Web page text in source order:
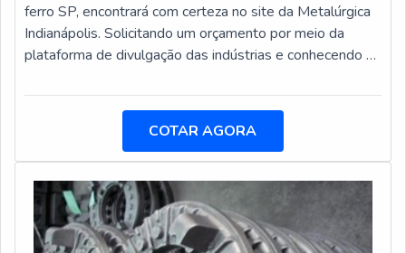
acabadas, por turno de trabalho.QUALIDADE
COMPROVADA NO SEGMENTOSomente na
Metalúrgica Indianápolis existe o que há de melhor em
fundição e usinagem de peças automotivas. Líder em
qualidade, a empresa oferece uma variedade de itens
como camisa de cilindros para compressores e anéis
para compressores de alta pressão.Tudo isso por ser
comprometida com os serviços e altamente qualificada,
qualificações possíveis pelo fato de a empresa possuir
escritório de alta qualidade onde são realizadas as
atividades e capacidade instalada de 120 toneladas/mês
ferro SP, encontrará com certeza no site da Metalúrgica
Indianápolis. Solicitando um orçamento por meio da
plataforma de divulgação das indústrias e conhecendo a
contratação é mais segura.Quando a busca é por fundição
Metalúrgica Indianápolis poderá contar ótima qualidade
com cumprimento dos prazos requeridos e atestados
pelos clientes.MAIS DETALHES SOBRE A FUNDIÇÃO
DE FERRO SPHá muitas maneiras eficientes de
demonstrar competência e excelência em uma área de
COTAR AGORA